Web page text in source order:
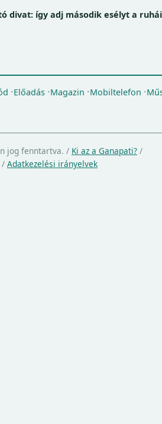
divat: így adj második esélyt a
Előadás Magazin Mobiltelefon
jog fenntartva. / Ki az a Ganapati? /
/ Adatkezelési irányelvek